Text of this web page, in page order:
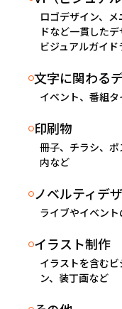
ロゴデザイン、
ドなど一貫した
ビジュアルガイ
文字に関わる
イベント、番組
印刷物
冊子、チラシ、
内など
ノベルティデ
ライブやイベン
イラスト制作
イラストを含む
ン、装丁画など